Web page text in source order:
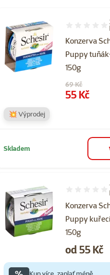
Konzerva
Puppy
150g
Hodnocení
Původní cena
69 Kč
Cena
55 Kč
💥 Výprodej
Skladem
Konzerva
Puppy
150g
Hodnocení
Cena
od 55 Kč